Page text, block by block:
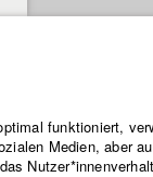
funktioniert,
Medien, aber